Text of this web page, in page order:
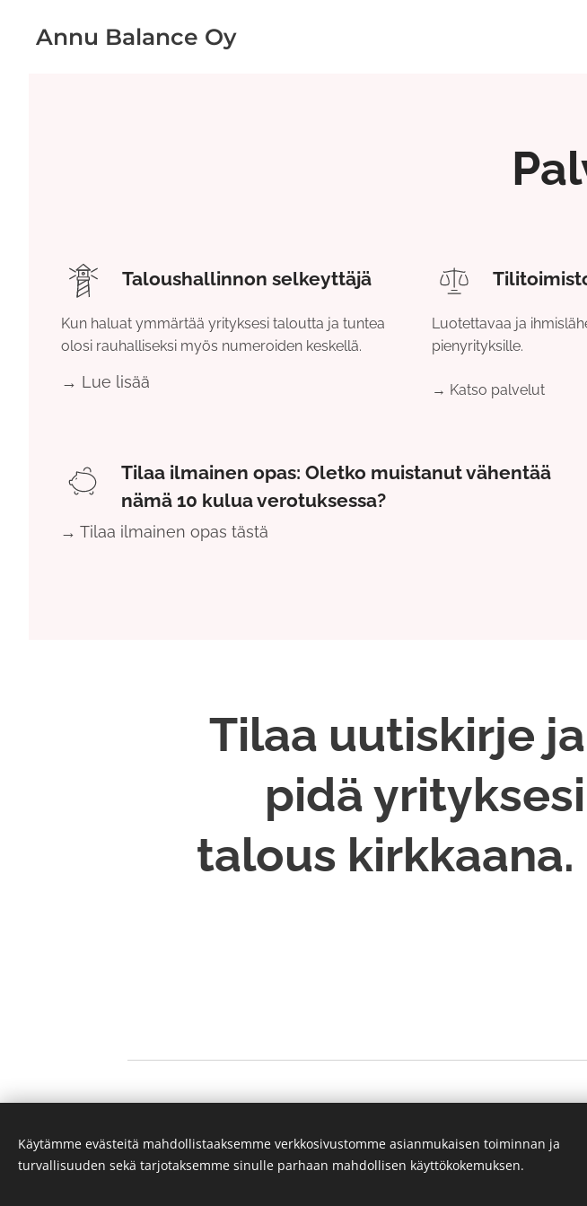
Annu Balance Oy
Taloushallinnon selkeyttäjä
Kun haluat ymmärtää yrityksesi taloutta ja tuntea
olosi rauhalliseksi myös numeroiden keskellä.
→ Lue lisää
Luotettavaa ja
pienyrityksille.
→ Katso palvelut
Tilaa ilmainen opas: Oletko muistanut vähentää
nämä 10 kulua verotuksessa?
→ Tilaa ilmainen opas tästä
Tilaa uutiskirje ja
pidä yrityksesi
talous kirkkaana.
Käytämme evästeitä mahdollistaaksemme verkkosivustomme asianmukaisen toiminnan ja
turvallisuuden sekä tarjotaksemme sinulle parhaan mahdollisen käyttökokemuksen.